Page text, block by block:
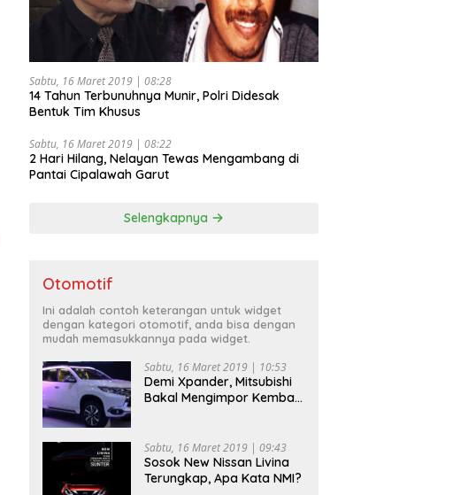
Sabtu, 16 Maret 2019 | 08:28
14 Tahun Terbunuhnya Munir, Polri Didesak
Bentuk Tim Khusus
Sabtu, 16 Maret 2019 | 08:22
2 Hari Hilang, Nelayan Tewas Mengambang di
Pantai Cipalawah Garut
Selengkapnya
Otomotif
Ini adalah contoh keterangan untuk widget
dengan kategori otomotif, anda bisa dengan
mudah memasukkannya pada widget.
Sabtu, 16 Maret 2019 | 10:53
Demi Xpander, Mitsubishi
Bakal Mengimpor Kembali
Sabtu, 16 Maret 2019 | 09:43
Sosok New Nissan Livina
Terungkap, Apa Kata NMI?